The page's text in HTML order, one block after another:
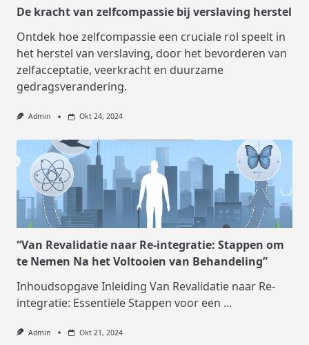
De kracht van zelfcompassie bij verslaving herstel
Ontdek hoe zelfcompassie een cruciale rol speelt in
het herstel van verslaving, door het bevorderen van
zelfacceptatie, veerkracht en duurzame
gedragsverandering.
Admin Okt 24, 2024
“Van Revalidatie naar Re-integratie: Stappen om
te Nemen Na het Voltooien van Behandeling”
Inhoudsopgave Inleiding Van Revalidatie naar Re-
integratie: Essentiële Stappen voor een ...
Admin Okt 21, 2024